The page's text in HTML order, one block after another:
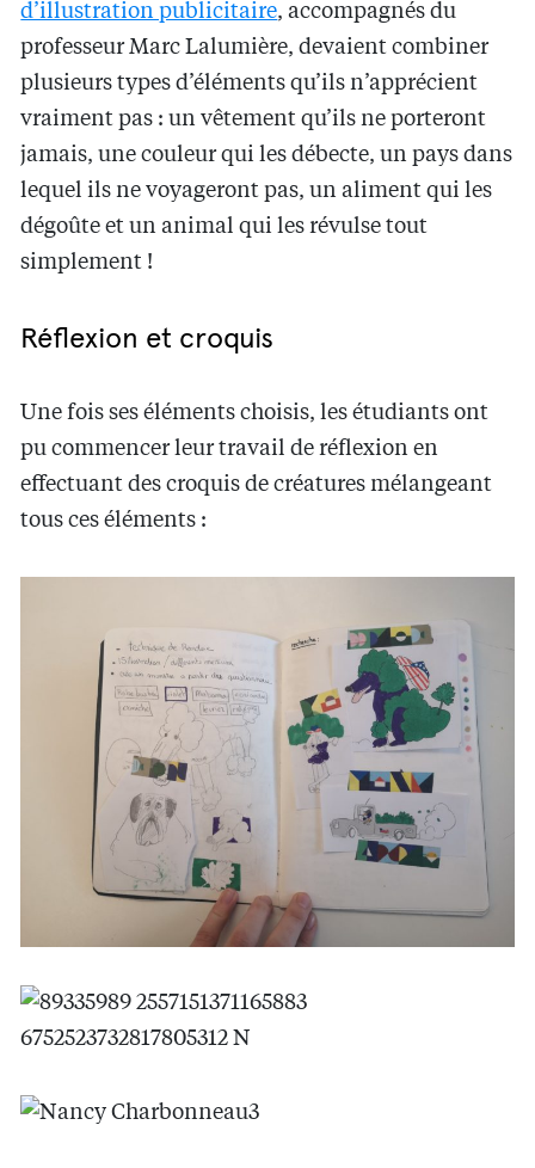
d’illustration publicitaire, accompagnés du
professeur Marc Lalumière, devaient combiner
plusieurs types d’éléments qu’ils n’apprécient
vraiment pas : un vêtement qu’ils ne porteront
jamais, une couleur qui les débecte, un pays dans
lequel ils ne voyageront pas, un aliment qui les
dégoûte et un animal qui les révulse tout
simplement !
Réflexion et croquis
Une fois ses éléments choisis, les étudiants ont
pu commencer leur travail de réflexion en
effectuant des croquis de créatures mélangeant
tous ces éléments :